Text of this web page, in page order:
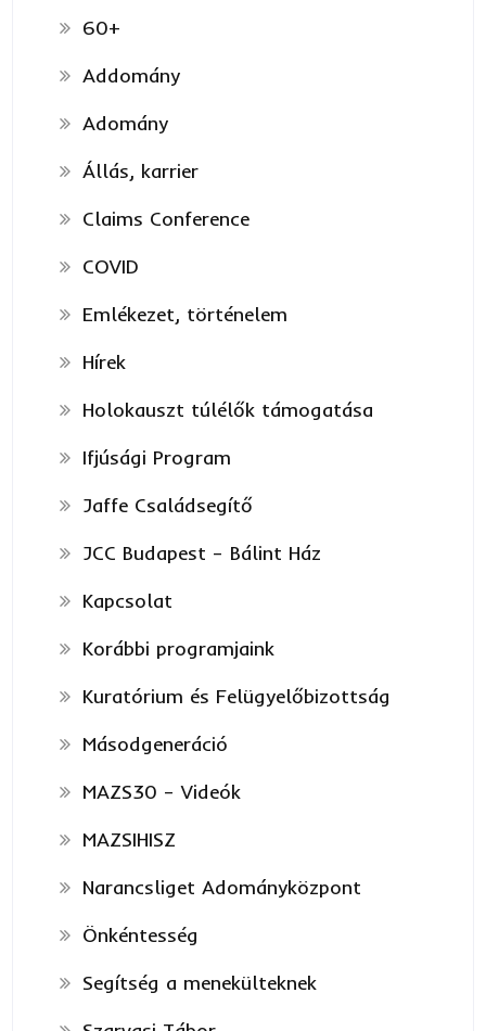
60+
Addomány
Adomány
Állás, karrier
Claims Conference
COVID
Emlékezet, történelem
Hírek
Holokauszt túlélők támogatása
Ifjúsági Program
Jaffe Családsegítő
JCC Budapest – Bálint Ház
Kapcsolat
Korábbi programjaink
Kuratórium és Felügyelőbizottság
Másodgeneráció
MAZS30 – Videók
MAZSIHISZ
Narancsliget Adományközpont
Önkéntesség
Segítség a menekülteknek